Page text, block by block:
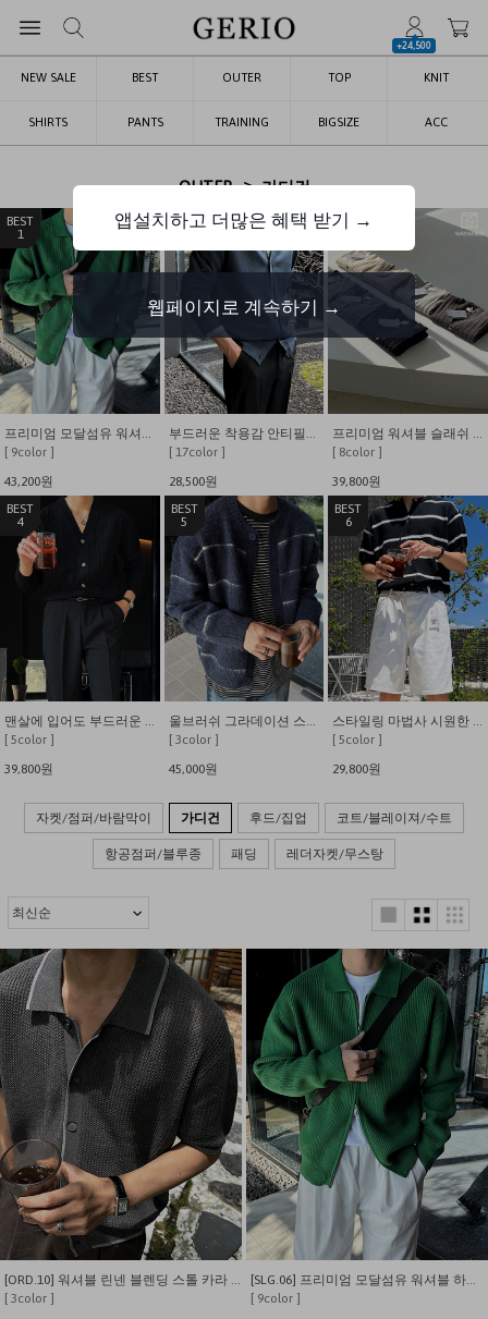
+24,500
NEW SALE BEST OUTER TOP KNIT
SHIRTS PANTS TRAINING BIGSIZE ACC
OUTER > 가디건
1
프리미엄 모달섬유 워셔블 하찌 카라 니트 가디건
[ 9color ]
43,200원
2
부드러운 착용감 안티필링 17컬러 비스코스 브이넥 가디건
[ 17color ]
28,500원
3
프리미엄 워셔블 슬래쉬 입체 패턴 가디건
[ 8color ]
39,800원
4
맨살에 입어도 부드러운 고급스런 입체 사선케이블 가디건
[ 5color ]
39,800원
5
울브러쉬 그라데이션 스트라이프 크루 가디건
[ 3color ]
45,000원
6
스타일링 마법사 시원한 부클 반팔 단가라 가디건
[ 5color ]
29,800원
자켓/점퍼/바람막이 가디건 후드/집업 코트/블레이져/수트
항공점퍼/블루종 패딩 레더자켓/무스탕
[ORD.10] 워셔블 린넨 블렌딩 스톨 카라 가디건
[ 3color ]
[SLG.06] 프리미엄 모달섬유 워셔블 하찌 카라 니트 가디건
[ 9color ]
앱설치하고 더많은 혜택 받기 →
웹페이지로 계속하기 →